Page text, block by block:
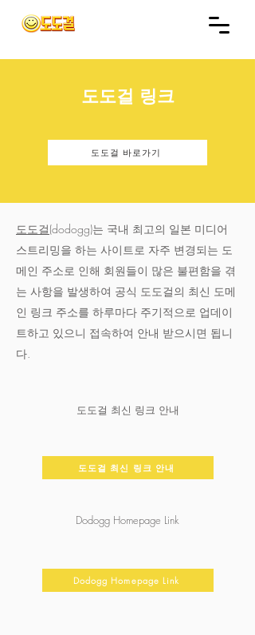
도도걸 링크
도도걸 바로가기
도도걸(dodogg)는 국내 최고의 일본 미디어
스트리밍을 하는 사이트로 자주 변경되는 도
메인 주소로 인해 회원들이 많은 불편함을 겪
는 사항을 발생하여 공식 도도걸의 최신 도메
인 링크 주소를 하루마다 주기적으로 업데이
트하고 있으니 접속하여 안내 받으시면 됩니
다.
도도걸 최신 링크 안내
도도걸 최신 링크 안내
Dodogg Homepage Link
Dodogg Homepage Link